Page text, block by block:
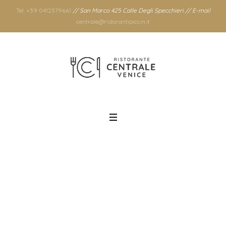
Tel. +39 0412379661 // San Marco 425 Calle Degli Specchieri // E-mail
centrale@ristorantipiccin.it